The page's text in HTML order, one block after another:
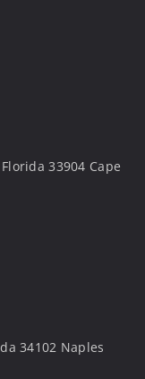
33904 Cape
34102 Naples